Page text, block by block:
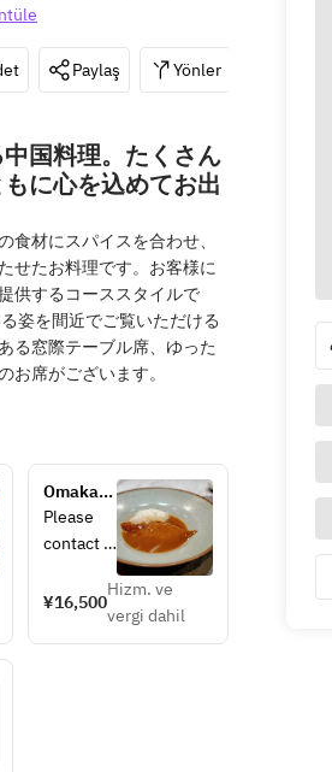
Paylaş Yönler
国料理。たくさん
に心を込めてお出
食材にスパイスを合わせ、
せたお料理です。お客様に
供するコーススタイルで
姿を間近でご覧いただける
る窓際テーブル席、ゆった
お席がございます。
Omakase
course
②
Please
contact
directly
details
¥16,500
Hizm. ve
vergi dahil